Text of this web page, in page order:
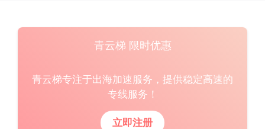
青云梯 限时优惠
青云梯专注于出海加速服务，提供稳定高速的
专线服务！
立即注册